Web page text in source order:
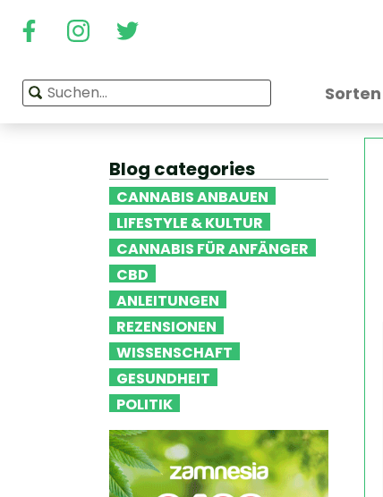
Sorten
Blog categories
CANNABIS ANBAUEN
LIFESTYLE & KULTUR
CANNABIS FÜR ANFÄNGER
CBD
ANLEITUNGEN
REZENSIONEN
WISSENSCHAFT
GESUNDHEIT
POLITIK